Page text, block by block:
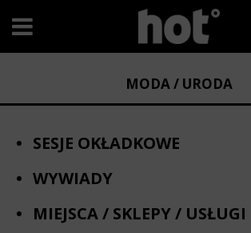
MODA / URODA
SESJE OKŁADKOWE
WYWIADY
MIEJSCA / SKLEPY / USŁUGI